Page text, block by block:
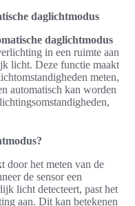
daglichtmodus
daglichtmodus
in een ruimte aan
licht. Deze functie maakt
meten,
automatisch kan worden
door het meten van de
de sensor een
licht detecteert, past het
aan. Dit kan betekenen